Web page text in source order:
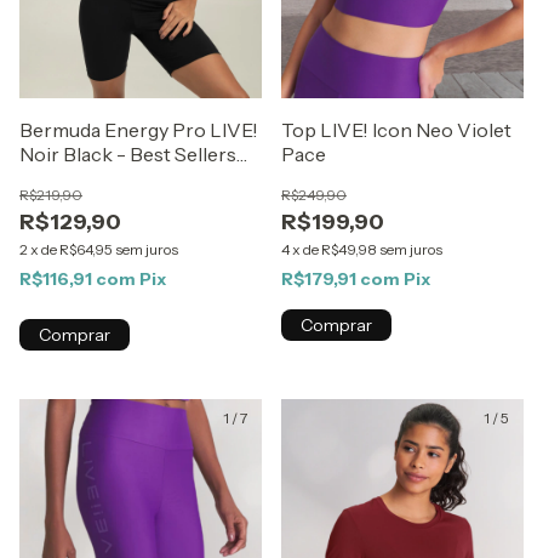
Bermuda Energy Pro LIVE!
Noir Black - Best Sellers
R$129,90
R$219,90
2 x de R$64,95 sem juros
R$116,91 com Pix
Comprar
Top LIVE! Icon Neo Violet
Pace
R$199,90
R$249,90
4x de R$49,98 sem juros
R$179,91 com Pix
Comprar
1 /7 1 /5